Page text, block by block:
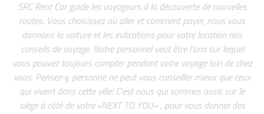
SRC Rent Car guide les voyageurs à la découverte de nouvelles
routes. Vous choisissez où aller et comment payer, nous vous
donnons la voiture et les indications pour votre location nos
conseils de voyage. Notre personnel veut être l’ami sur lequel
vous pouvez toujours compter pendant votre voyage loin de chez
vous. Pensez-y, personne ne peut vous conseiller mieux que ceux
qui vivent dans cette ville! C’est nous qui sommes assis sur le
siège à côté de votre «NEXT TO YOU» , pour vous donner des